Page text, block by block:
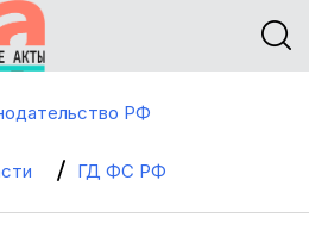
РФ
ГД ФС РФ